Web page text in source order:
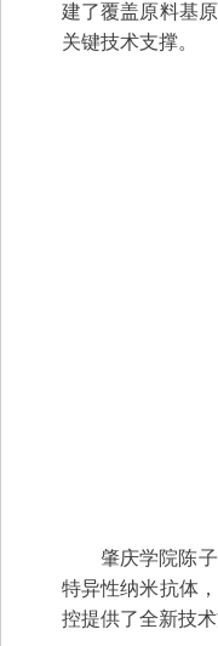
建了覆盖原料基
关键技术支撑。
肇庆学院陈
特异性纳米抗体
控提供了全新技术